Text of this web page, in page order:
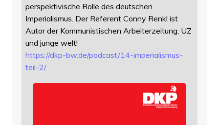
perspektivische Rolle des deutschen
Imperialismus. Der Referent Conny Renkl ist
Autor der Kommunistischen Arbeiterzeitung, UZ
und junge welt!
https://dkp-bw.de/podcast/14-imperialismus-
teil-2/